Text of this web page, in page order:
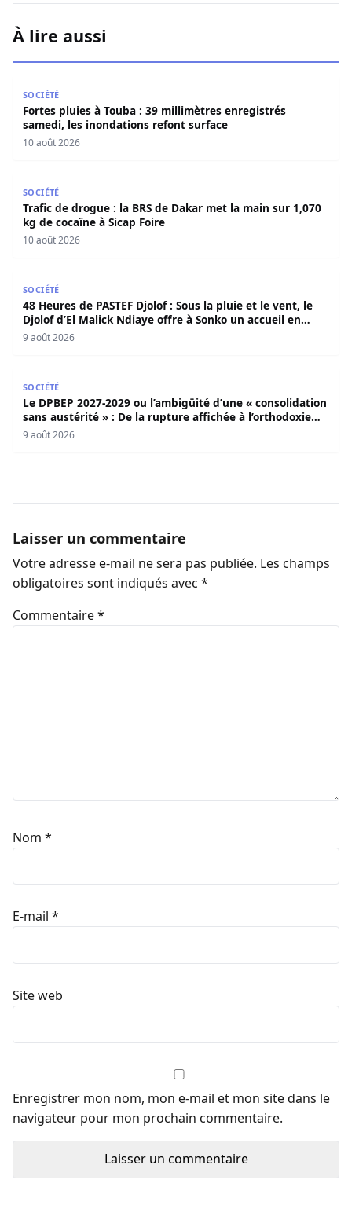
À lire aussi
SOCIÉTÉ
Fortes pluies à Touba : 39 millimètres enregistrés
samedi, les inondations refont surface
10 août 2026
SOCIÉTÉ
Trafic de drogue : la BRS de Dakar met la main sur 1,070
kg de cocaïne à Sicap Foire
10 août 2026
SOCIÉTÉ
48 Heures de PASTEF Djolof : Sous la pluie et le vent, le
Djolof d’El Malick Ndiaye offre à Sonko un accueil en
apothéose
9 août 2026
SOCIÉTÉ
Le DPBEP 2027-2029 ou l’ambigüité d’une « consolidation
sans austérité » : De la rupture affichée à l’orthodoxie
budgétaire, une analyse critique de la trajectoire
9 août 2026
Laisser un commentaire
Votre adresse e-mail ne sera pas publiée. Les champs
obligatoires sont indiqués avec *
Commentaire*
Nom *
E-mail *
Site web
Enregistrer mon nom, mon e-mail et mon site dans le
navigateur pour mon prochain commentaire.